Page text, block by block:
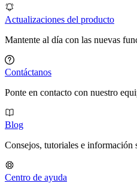
Actualizaciones del producto
Mantente al día con las nuevas
Contáctanos
Ponte en contacto con nuestro
Blog
Consejos, tutoriales e información
Centro de ayuda